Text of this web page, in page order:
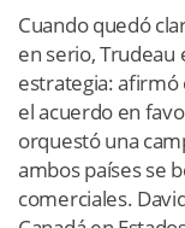
Cuando quedó
en serio, Trudeau
estrategia: afirmó
el acuerdo en
orquestó una
ambos países se
comerciales.